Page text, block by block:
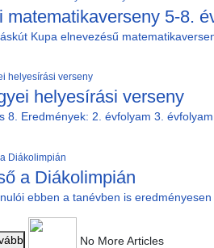
matematikaverseny 5-8.
Kupa elnevezésű
helyesírási verseny
8. Eredmények: 2. évfolyam 3.
a Diákolimpián
ebben a tanévben is
No More Articles